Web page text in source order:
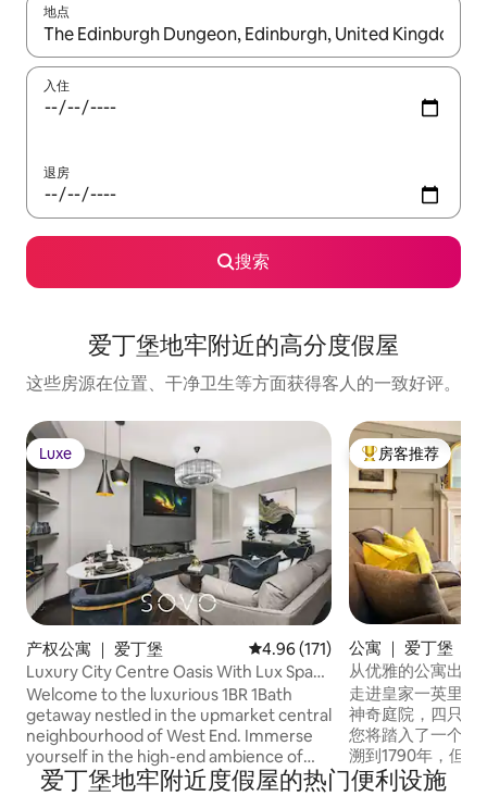
地点
如有搜索结果，请使用上下方向键查看，或通过点击或滑动手势
入住
退房
搜索
爱丁堡地牢附近的高分度假屋
这些房源在位置、干净卫生等方面获得客人的一致好评。
Luxe
Luxe
产权公寓 ｜ 爱丁堡 平均评分 4.96 分（满分 5 分），
4.96 (171)
Luxury City Centre Oasis With Lux Spa
Bath
Welcome to the luxurious 1BR 1Bath
getaway nestled in the upmarket central
neighbourhood of West End. Immerse
yourself in the high-end ambience of
our brand-new city oasis and enjoy the
opulent settings while being just a few
热门「房客推荐」
房客推荐
公寓 ｜ 爱丁堡
从优雅的公寓出发
漫步
走进皇家一英里（
神奇庭院，四只蓝
您将踏入了一个神
溯到1790年，但
节（ Edinburgh
Fringe ）的奇观
爱丁堡地牢附近度假屋的热门便利设施